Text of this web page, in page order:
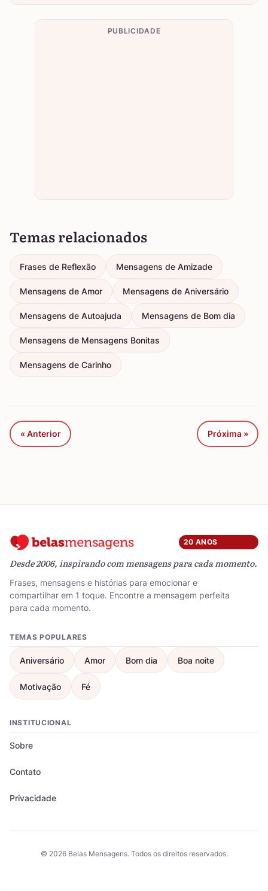
PUBLICIDADE
Temas relacionados
Frases de Reflexão Mensagens de Amizade
Mensagens de Amor Mensagens de Aniversário
Mensagens de Autoajuda Mensagens de Bom dia
Mensagens de Mensagens Bonitas
Mensagens de Carinho
« Anterior Próxima »
20 ANOS
Desde 2006, inspirando com mensagens para cada momento.
Frases, mensagens e histórias para emocionar e
compartilhar em 1 toque. Encontre a mensagem perfeita
para cada momento.
TEMAS POPULARES
Aniversário Amor Bom dia Boa noite
Motivação Fé
INSTITUCIONAL
Sobre
Contato
Privacidade
© 2026 Belas Mensagens. Todos os direitos reservados.